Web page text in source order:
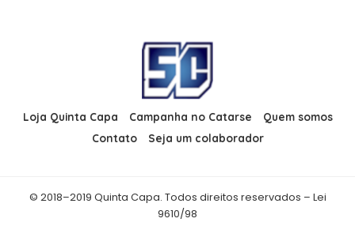
Loja Quinta Capa Campanha no Catarse
Quem somos
Contato
Seja um colaborador
© 2018–2019 Quinta Capa. Todos direitos reservados – Lei
9610/98